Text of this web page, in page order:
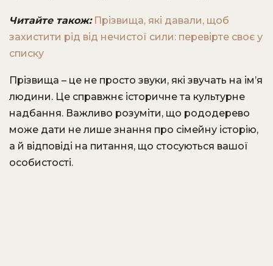
Читайте також: Прізвища, які давали, щоб
захистити рід від нечистої сили: перевірте своє у
списку
Прізвища – це не просто звуки, які звучать на ім’я
людини. Це справжнє історичне та культурне
надбання. Важливо розуміти, що рододерево
може дати не лише знання про сімейну історію,
а й відповіді на питання, що стосуються вашої
особистості.